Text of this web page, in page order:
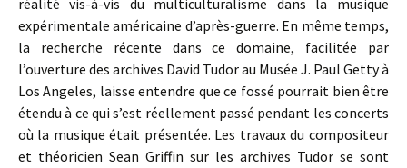
réalité vis-à-vis du multiculturalisme dans la musique
expérimentale américaine d’après-guerre. En même temps,
la recherche récente dans ce domaine, facilitée par
l’ouverture des archives David Tudor au Musée J. Paul Getty à
Los Angeles, laisse entendre que ce fossé pourrait bien être
étendu à ce qui s’est réellement passé pendant les concerts
où la musique était présentée. Les travaux du compositeur
et théoricien Sean Griffin sur les archives Tudor se sont